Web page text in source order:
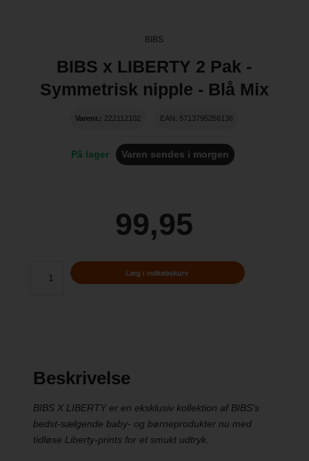
BIBS
BIBS x LIBERTY 2 Pak -
Symmetrisk nipple - Blå Mix
Varenr.: 222112102 EAN: 5713795256136
På lager Varen sendes i morgen
99,95
Beskrivelse
BIBS X LIBERTY er en eksklusiv kollektion af BIBS's
bedst-sælgende baby- og børneprodukter nu med
tidløse Liberty-prints for et smukt udtryk.